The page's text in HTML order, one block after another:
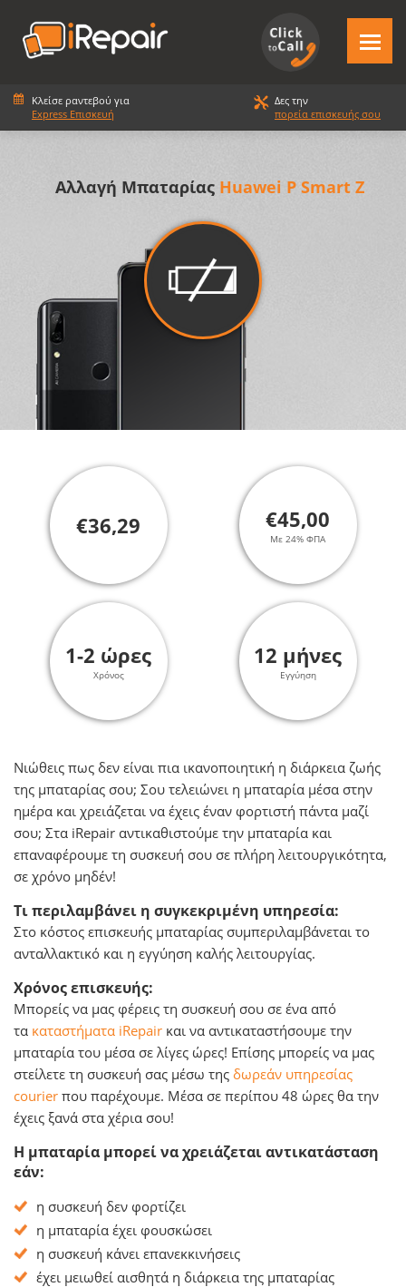
Κλείσε ραντεβού για
Express Επισκευή
Δες την
πορεία επισκευής σου
Αλλαγή Μπαταρίας Huawei P Smart Z
€36,29 €45,00
Με 24% ΦΠΑ
1-2 ώρες
Χρόνος
12 μήνες
Εγγύηση
Νιώθεις πως δεν είναι πια ικανοποιητική η διάρκεια ζωής
της μπαταρίας σου; Σου τελειώνει η μπαταρία μέσα στην
ημέρα και χρειάζεται να έχεις έναν φορτιστή πάντα μαζί
σου; Στα iRepair αντικαθιστούμε την μπαταρία και
επαναφέρουμε τη συσκευή σου σε πλήρη λειτουργικότητα,
σε χρόνο μηδέν!
Τι περιλαμβάνει η συγκεκριμένη υπηρεσία:
Στο κόστος επισκευής μπαταρίας συμπεριλαμβάνεται το
ανταλλακτικό και η εγγύηση καλής λειτουργίας.
Χρόνος επισκευής:
Μπορείς να μας φέρεις τη συσκευή σου σε ένα από
τα καταστήματα iRepair και να αντικαταστήσουμε την
μπαταρία του μέσα σε λίγες ώρες! Επίσης μπορείς να μας
στείλετε τη συσκευή σας μέσω της δωρεάν υπηρεσίας
courier που παρέχουμε. Μέσα σε περίπου 48 ώρες θα την
έχεις ξανά στα χέρια σου!
Η μπαταρία μπορεί να χρειάζεται αντικατάσταση
εάν:
η συσκευή δεν φορτίζει
η μπαταρία έχει φουσκώσει
η συσκευή κάνει επανεκκινήσεις
έχει μειωθεί αισθητά η διάρκεια της μπαταρίας